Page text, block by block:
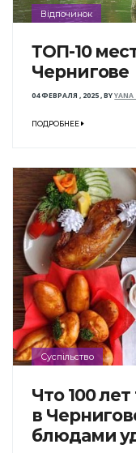
Відпочинок
ТОП-10
Чернигове
04 ФЕВРАЛЯ , 2025,BYYANA
ПОДРОБНЕЕ
Суспільство
Что 100
в
блюдами